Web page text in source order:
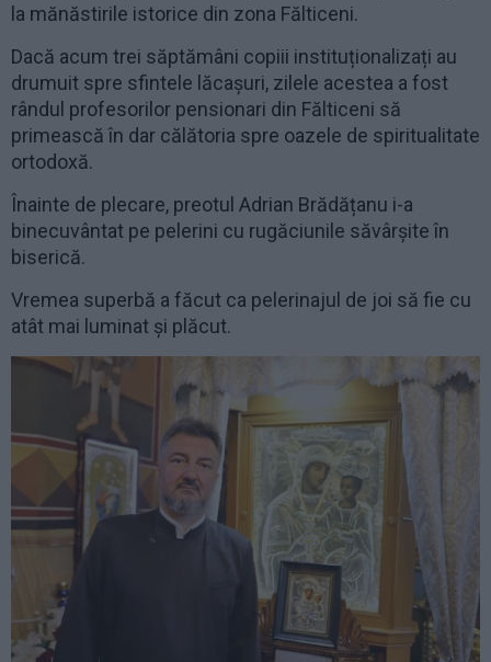
la mănăstirile istorice din zona Fălticeni.
Dacă acum trei săptămâni copiii instituționalizați au
drumuit spre sfintele lăcașuri, zilele acestea a fost
rândul profesorilor pensionari din Fălticeni să
primească în dar călătoria spre oazele de spiritualitate
ortodoxă.
Înainte de plecare, preotul Adrian Brădățanu i-a
binecuvântat pe pelerini cu rugăciunile săvârșite în
biserică.
Vremea superbă a făcut ca pelerinajul de joi să fie cu
atât mai luminat și plăcut.